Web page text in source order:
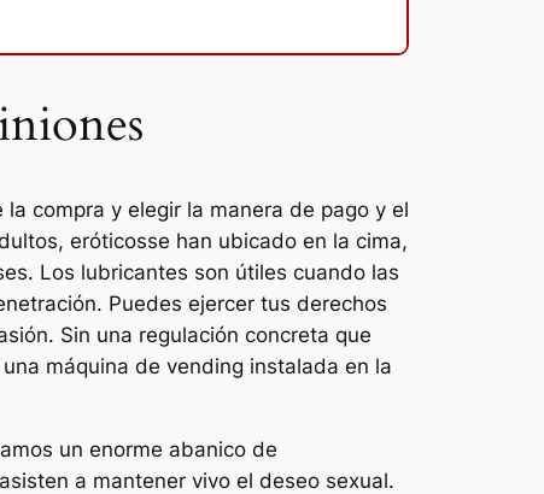
compra y elegir la manera de pago y el
eróticosse han ubicado en la cima,
Los lubricantes son útiles cuando las
Puedes ejercer tus derechos
Sin una regulación concreta que
máquina de vending instalada en la
un enorme abanico de
a mantener vivo el deseo sexual.